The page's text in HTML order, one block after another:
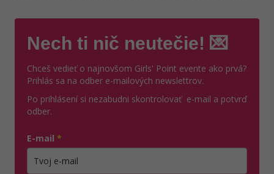
Nech ti nič neutečie! 💌
Chceš vedieť o najnovšom Girls' Point evente ako prvá?
Prihlás sa na odber e-mailových newslettrov.
Po prihlásení si nezabudni skontrolovať e-mail a potvrď
odber.
E-mail *